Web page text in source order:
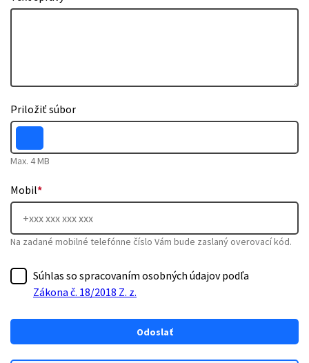
Priložiť súbor
Max. 4 MB
Mobil*
Na zadané mobilné telefónne číslo Vám bude zaslaný overovací kód.
Súhlas so spracovaním osobných údajov podľa
Zákona č. 18/2018 Z. z.